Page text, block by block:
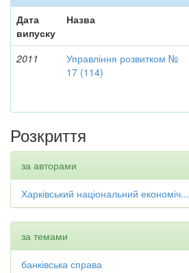
Дата
випуску
Назва
2011
Управління розвитком №
17 (114)
Розкриття
за авторами
Харківський національний економіч...
за темами
банківська справа